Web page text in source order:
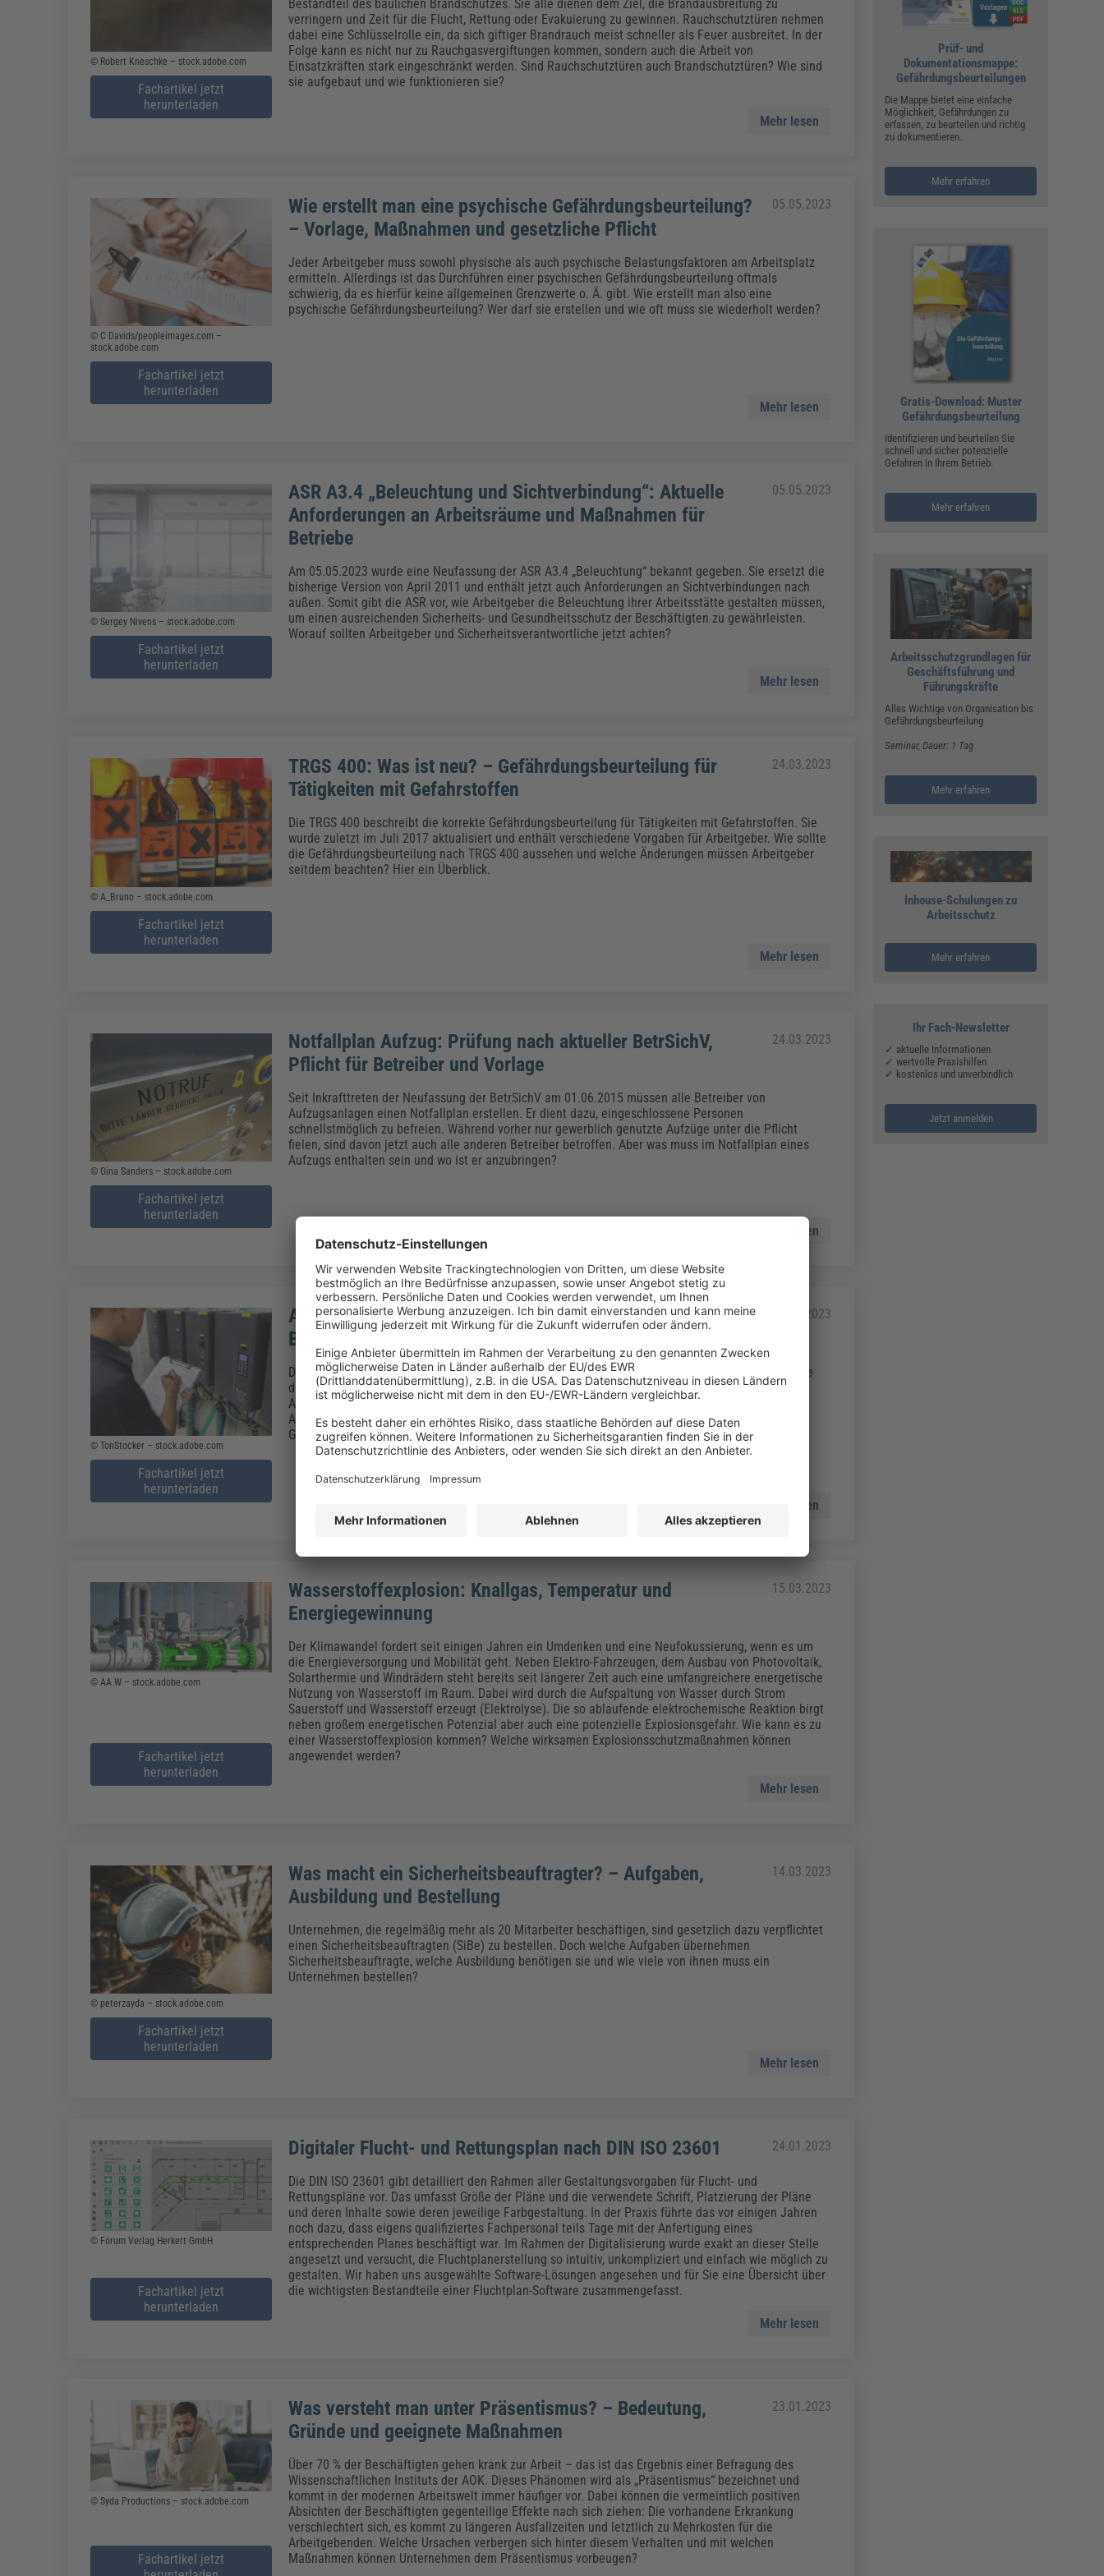
Fachpublikationen & Arbeitshilfen
Bauhof Feuerwehr
Grünflächen
Vergaberecht
Weiterbildungen (AKADEMIE HERKERT)
Bau, Immobilien & Gebäudemanagement
Künstliche Intelligenz
Weiterbildungen (AKADEMIE HERKERT)
Künstliche Intelligenz
Personalmanagement
Fachpublikationen & Arbeitshilfen
Personalwesen Weiterbildungen (AKADEMIE HERKERT)
Personal, Ausbildung & Recht
Reisekosten und Finanzen
© Robert Kneschke – stock.adobe.com
Fachartikel jetzt
herunterladen
Bestandteil des baulichen Brandschutzes. Sie alle dienen dem Ziel, die Brandausbreitung zu
verringern und Zeit für die Flucht, Rettung oder Evakuierung zu gewinnen. Rauchschutztüren nehmen
dabei eine Schlüsselrolle ein, da sich giftiger Brandrauch meist schneller als Feuer ausbreitet. In der
Folge kann es nicht nur zu Rauchgasvergiftungen kommen, sondern auch die Arbeit von
Einsatzkräften stark eingeschränkt werden. Sind Rauchschutztüren auch Brandschutztüren? Wie sind
sie aufgebaut und wie funktionieren sie?
Mehr lesen
© C Davids/peopleimages.com –
stock.adobe.com
Fachartikel jetzt
herunterladen
Wie erstellt man eine psychische Gefährdungsbeurteilung?
– Vorlage, Maßnahmen und gesetzliche Pflicht
05.05.2023
Jeder Arbeitgeber muss sowohl physische als auch psychische Belastungsfaktoren am Arbeitsplatz
ermitteln. Allerdings ist das Durchführen einer psychischen Gefährdungsbeurteilung oftmals
schwierig, da es hierfür keine allgemeinen Grenzwerte o. Ä. gibt. Wie erstellt man also eine
psychische Gefährdungsbeurteilung? Wer darf sie erstellen und wie oft muss sie wiederholt werden?
Mehr lesen
© Sergey Nivens – stock.adobe.com
Fachartikel jetzt
herunterladen
ASR A3.4 „Beleuchtung und Sichtverbindung“: Aktuelle
Anforderungen an Arbeitsräume und Maßnahmen für
Betriebe
05.05.2023
Am 05.05.2023 wurde eine Neufassung der ASR A3.4 „Beleuchtung“ bekannt gegeben. Sie ersetzt die
bisherige Version von April 2011 und enthält jetzt auch Anforderungen an Sichtverbindungen nach
außen. Somit gibt die ASR vor, wie Arbeitgeber die Beleuchtung ihrer Arbeitsstätte gestalten müssen,
um einen ausreichenden Sicherheits- und Gesundheitsschutz der Beschäftigten zu gewährleisten.
Worauf sollten Arbeitgeber und Sicherheitsverantwortliche jetzt achten?
Mehr lesen
© A_Bruno – stock.adobe.com
Fachartikel jetzt
herunterladen
TRGS 400: Was ist neu? – Gefährdungsbeurteilung für
Tätigkeiten mit Gefahrstoffen
24.03.2023
Die TRGS 400 beschreibt die korrekte Gefährdungsbeurteilung für Tätigkeiten mit Gefahrstoffen. Sie
wurde zuletzt im Juli 2017 aktualisiert und enthält verschiedene Vorgaben für Arbeitgeber. Wie sollte
die Gefährdungsbeurteilung nach TRGS 400 aussehen und welche Änderungen müssen Arbeitgeber
seitdem beachten? Hier ein Überblick.
Mehr lesen
© Gina Sanders – stock.adobe.com
Fachartikel jetzt
herunterladen
Notfallplan Aufzug: Prüfung nach aktueller BetrSichV,
Pflicht für Betreiber und Vorlage
24.03.2023
Seit Inkrafttreten der Neufassung der BetrSichV am 01.06.2015 müssen alle Betreiber von
Aufzugsanlagen einen Notfallplan erstellen. Er dient dazu, eingeschlossene Personen
schnellstmöglich zu befreien. Während vorher nur gewerblich genutzte Aufzüge unter die Pflicht
fielen, sind davon jetzt auch alle anderen Betreiber betroffen. Aber was muss im Notfallplan eines
Aufzugs enthalten sein und wo ist er anzubringen?
Mehr lesen
© TonStocker – stock.adobe.com
Fachartikel jetzt
herunterladen
ASR V3 „Gefährdungsbeurteilungen“: Checkliste für
Betriebe und allgemeine Vorgaben
21.03.2023
Die Gefährdungsbeurteilung ist ein wesentliches Instrument des betrieblichen Arbeitsschutzes. Die
dazugehörige ASR V3 gibt vor, wie die fachlich korrekte Beurteilung aussieht und welchen Ablauf
Arbeitgeber bei der Durchführung befolgen sollten. Welche Anforderungen stellt die
Arbeitsstättenverordnung (ArbStättV) und worauf müssen Arbeitgeber bei ihrer
Gefährdungsbeurteilung achten?
Mehr lesen
© AA W – stock.adobe.com
Fachartikel jetzt
herunterladen
Wasserstoffexplosion: Knallgas, Temperatur und
Energiegewinnung
15.03.2023
Der Klimawandel fordert seit einigen Jahren ein Umdenken und eine Neufokussierung, wenn es um
die Energieversorgung und Mobilität geht. Neben Elektro-Fahrzeugen, dem Ausbau von Photovoltaik,
Solarthermie und Windrädern steht bereits seit längerer Zeit auch eine umfangreichere energetische
Nutzung von Wasserstoff im Raum. Dabei wird durch die Aufspaltung von Wasser durch Strom
Sauerstoff und Wasserstoff erzeugt (Elektrolyse). Die so ablaufende elektrochemische Reaktion birgt
neben großem energetischen Potenzial aber auch eine potenzielle Explosionsgefahr. Wie kann es zu
einer Wasserstoffexplosion kommen? Welche wirksamen Explosionsschutzmaßnahmen können
angewendet werden?
Mehr lesen
© peterzayda – stock.adobe.com
Fachartikel jetzt
herunterladen
Was macht ein Sicherheitsbeauftragter? – Aufgaben,
Ausbildung und Bestellung
14.03.2023
Unternehmen, die regelmäßig mehr als 20 Mitarbeiter beschäftigen, sind gesetzlich dazu verpflichtet
einen Sicherheitsbeauftragten (SiBe) zu bestellen. Doch welche Aufgaben übernehmen
Sicherheitsbeauftragte, welche Ausbildung benötigen sie und wie viele von ihnen muss ein
Unternehmen bestellen?
Mehr lesen
© Forum Verlag Herkert GmbH
Fachartikel jetzt
herunterladen
Digitaler Flucht- und Rettungsplan nach DIN ISO 23601 24.01.2023
Die DIN ISO 23601 gibt detailliert den Rahmen aller Gestaltungsvorgaben für Flucht- und
Rettungspläne vor. Das umfasst Größe der Pläne und die verwendete Schrift, Platzierung der Pläne
und deren Inhalte sowie deren jeweilige Farbgestaltung. In der Praxis führte das vor einigen Jahren
noch dazu, dass eigens qualifiziertes Fachpersonal teils Tage mit der Anfertigung eines
entsprechenden Planes beschäftigt war. Im Rahmen der Digitalisierung wurde exakt an dieser Stelle
angesetzt und versucht, die Fluchtplanerstellung so intuitiv, unkompliziert und einfach wie möglich zu
gestalten. Wir haben uns ausgewählte Software-Lösungen angesehen und für Sie eine Übersicht über
die wichtigsten Bestandteile einer Fluchtplan-Software zusammengefasst.
Mehr lesen
© Syda Productions – stock.adobe.com
Fachartikel jetzt
Was versteht man unter Präsentismus? – Bedeutung,
Gründe und geeignete Maßnahmen
23.01.2023
Über 70 % der Beschäftigten gehen krank zur Arbeit – das ist das Ergebnis einer Befragung des
Wissenschaftlichen Instituts der AOK. Dieses Phänomen wird als „Präsentismus“ bezeichnet und
kommt in der modernen Arbeitswelt immer häufiger vor. Dabei können die vermeintlich positiven
Absichten der Beschäftigten gegenteilige Effekte nach sich ziehen: Die vorhandene Erkrankung
verschlechtert sich, es kommt zu längeren Ausfallzeiten und letztlich zu Mehrkosten für die
Arbeitgebenden. Welche Ursachen verbergen sich hinter diesem Verhalten und mit welchen
Maßnahmen können Unternehmen dem Präsentismus vorbeugen?
Prüf- und
Dokumentationsmappe:
Gefährdungsbeurteilungen
Die Mappe bietet eine einfache
Möglichkeit, Gefährdungen zu
erfassen, zu beurteilen und richtig
zu dokumentieren.
Mehr erfahren
Gratis-Download: Muster
Gefährdungsbeurteilung
Identifizieren und beurteilen Sie
schnell und sicher potenzielle
Gefahren in Ihrem Betrieb.
Mehr erfahren
Arbeitsschutzgrundlagen für
Geschäftsführung und
Führungskräfte
Alles Wichtige von Organisation bis
Gefährdungsbeurteilung
Seminar, Dauer: 1 Tag
Mehr erfahren
Inhouse-Schulungen zu
Arbeitsschutz
Mehr erfahren
Ihr Fach-Newsletter
✓ aktuelle Informationen
✓ wertvolle Praxishilfen
✓ kostenlos und unverbindlich
Jetzt anmelden